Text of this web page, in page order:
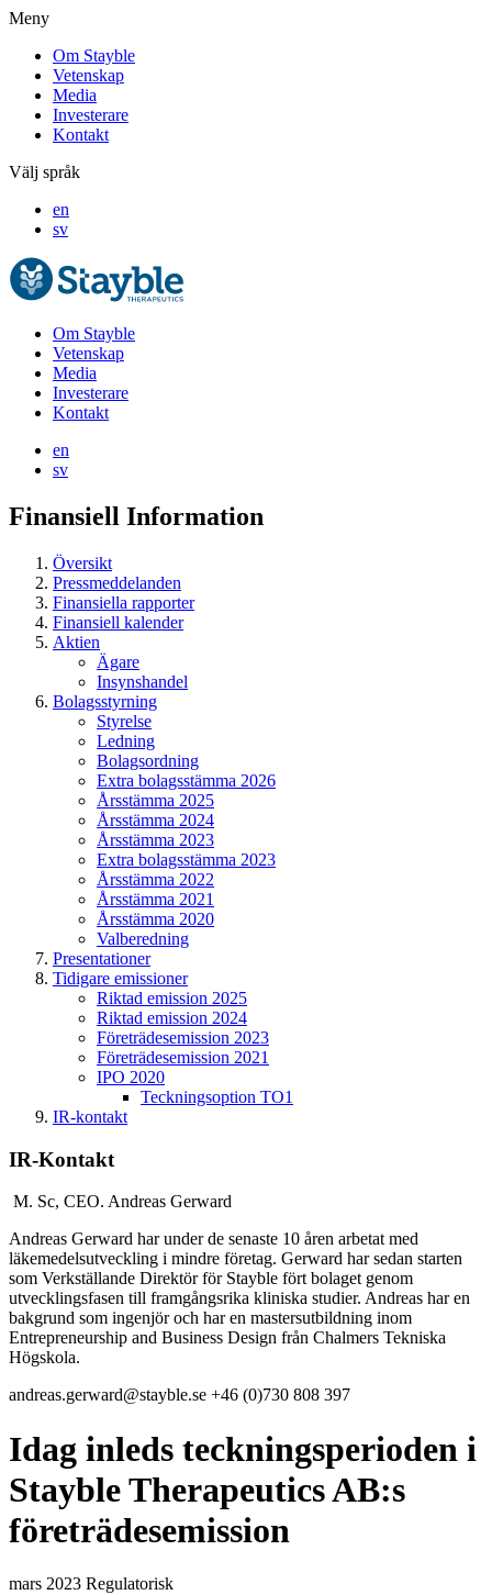
Meny
Om Stayble
Vetenskap
Media
Investerare
Kontakt
Välj språk
en
sv
Om Stayble
Vetenskap
Media
Investerare
Kontakt
en
sv
Finansiell Information
Översikt
Pressmeddelanden
Finansiella rapporter
Finansiell kalender
Aktien
Ägare
Insynshandel
Bolagsstyrning
Styrelse
Ledning
Bolagsordning
Extra bolagsstämma 2026
Årsstämma 2025
Årsstämma 2024
Årsstämma 2023
Extra bolagsstämma 2023
Årsstämma 2022
Årsstämma 2021
Årsstämma 2020
Valberedning
Presentationer
Tidigare emissioner
Riktad emission 2025
Riktad emission 2024
Företrädesemission 2023
Företrädesemission 2021
IPO 2020
Teckningsoption TO1
IR-kontakt
IR-Kontakt
M. Sc, CEO. Andreas Gerward
Andreas Gerward har under de senaste 10 åren arbetat med
läkemedelsutveckling i mindre företag. Gerward har sedan starten
som Verkställande Direktör för Stayble fört bolaget genom
utvecklingsfasen till framgångsrika kliniska studier. Andreas har en
bakgrund som ingenjör och har en mastersutbildning inom
Entrepreneurship and Business Design från Chalmers Tekniska
Högskola.
andreas.gerward@stayble.se +46 (0)730 808 397
Idag inleds teckningsperioden i
Stayble Therapeutics AB:s
företrädesemission
mars 2023 Regulatorisk